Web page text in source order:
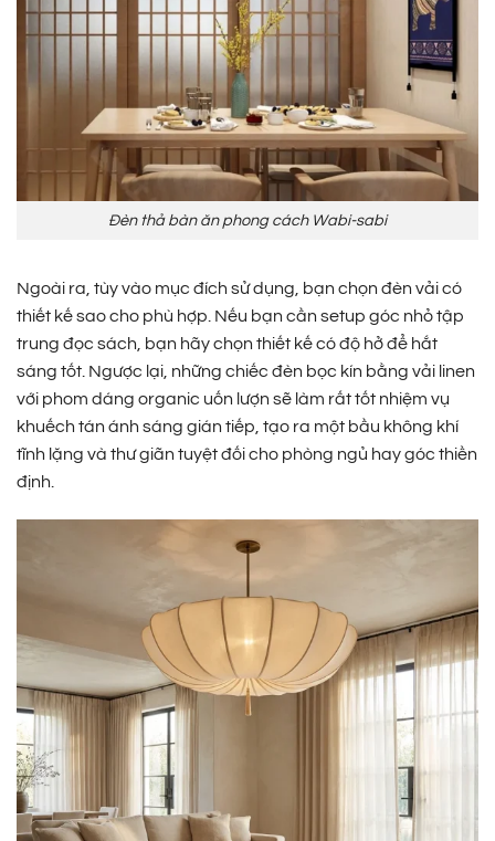
Đèn thả bàn ăn phong cách Wabi-sabi
Ngoài ra, tùy vào mục đích sử dụng, bạn chọn đèn vải có
thiết kế sao cho phù hợp. Nếu bạn cần setup góc nhỏ tập
trung đọc sách, bạn hãy chọn thiết kế có độ hở để hắt
sáng tốt. Ngược lại, những chiếc đèn bọc kín bằng vải linen
với phom dáng organic uốn lượn sẽ làm rất tốt nhiệm vụ
khuếch tán ánh sáng gián tiếp, tạo ra một bầu không khí
tĩnh lặng và thư giãn tuyệt đối cho phòng ngủ hay góc thiền
định.